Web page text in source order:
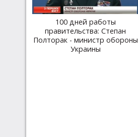
100 дней работы
правительства: Степан
Полторак - министр обороны
Украины